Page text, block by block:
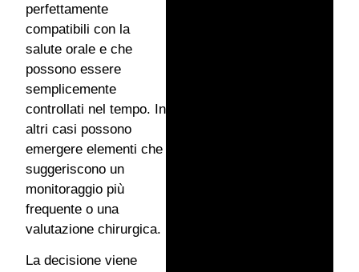
perfettamente
compatibili con la
salute orale e che
possono essere
semplicemente
controllati nel tempo. In
altri casi possono
emergere elementi che
suggeriscono un
monitoraggio più
frequente o una
valutazione chirurgica.
La decisione viene